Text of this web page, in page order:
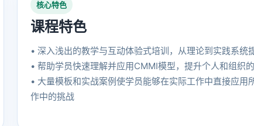
核心特色
课程特色
• 深入浅出的教学与互动体验式培训，从理论到实践系统
• 帮助学员快速理解并应用CMMI模型，提升个人和组织
• 大量模板和实战案例使学员能够在实际工作中直接应用
作中的挑战